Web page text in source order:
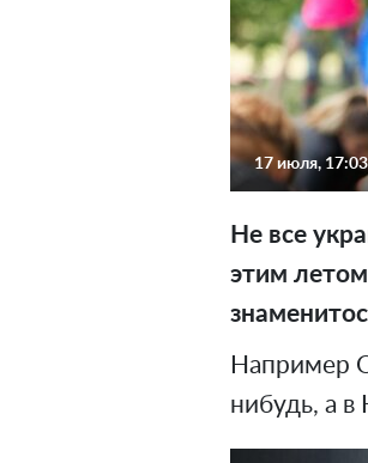
17 июля, 17:03
Не все
этим
Например
нибудь, а в